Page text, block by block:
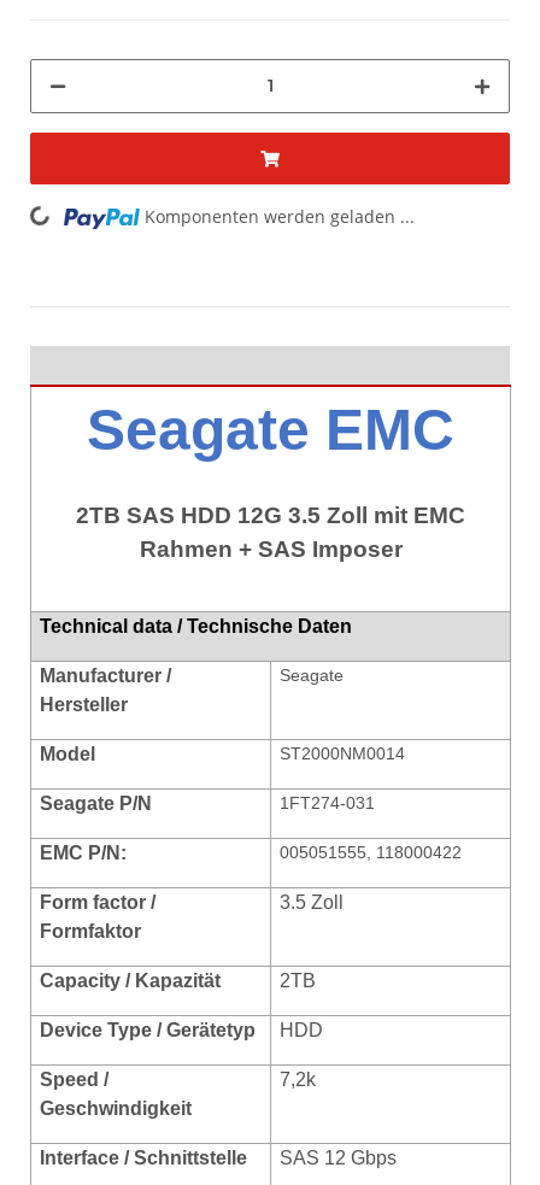
Komponenten werden geladen ...
Seagate EMC
2TB SAS HDD 12G 3.5 Zoll mit EMC
Rahmen + SAS Imposer
Technical data / Technische Daten
Manufacturer /
Hersteller
Seagate
Model ST2000NM0014
Seagate P/N 1FT274-031
EMC P/N: 005051555, 118000422
Form factor /
Formfaktor
3.5 Zoll
Capacity / Kapazität 2TB
Device Type / Gerätetyp HDD
Speed /
Geschwindigkeit
7,2k
Interface / Schnittstelle SAS 12 Gbps